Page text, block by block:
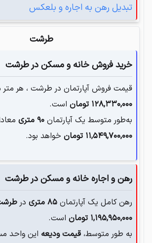
تبدیل رهن به اجاره و بلعکس
طرشت
خرید فروش خانه و مسکن درطرشت
قیمت فروش آپارتمان در طرشت ، هر متر
۱۲۸,۳۳۰,۰۰۰ تومان است.
به‌طور متوسط یک آپارتمان‌ ۹۰ متری
۱۱,۵۴۹,۷۰۰,۰۰۰ تومان خواهد بود.
رهن و اجاره خانه و مسکن درطرشت
رهن کامل یک آپارتمان ۸۵ متری در
۱,۱۹۵,۹۵۰,۰۰۰ تومان است.
به طور متوسط، قیمت ودیعه این واحد